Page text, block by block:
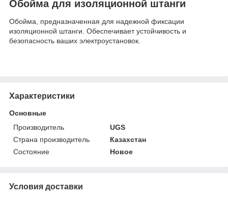
Обойма для изоляционной штанги
Обойма, предназначенная для надежной фиксации
изоляционной штанги. Обеспечивает устойчивость и
безопасность ваших электроустановок.
Характеристики
Основные
Производитель
UGS
Страна производитель
Казахстан
Состояние
Новое
Условия доставки